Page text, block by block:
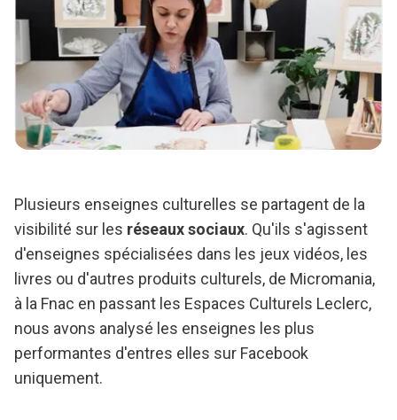
Plusieurs enseignes culturelles se partagent de la
visibilité sur les réseaux sociaux. Qu'ils s'agissent
d'enseignes spécialisées dans les jeux vidéos, les
livres ou d'autres produits culturels, de Micromania,
à la Fnac en passant les Espaces Culturels Leclerc,
nous avons analysé les enseignes les plus
performantes d'entres elles sur Facebook
uniquement.